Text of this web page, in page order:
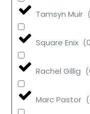
Tamsyn Muir (
Square Enix (0
Rachel Gillig (
Marc Pastor (